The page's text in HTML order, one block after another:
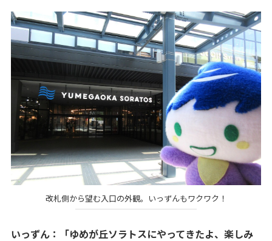
改札側から望む入口の外観。いっずんもワクワク！
いっずん：「ゆめが丘ソラトスにやってきたよ、楽しみ